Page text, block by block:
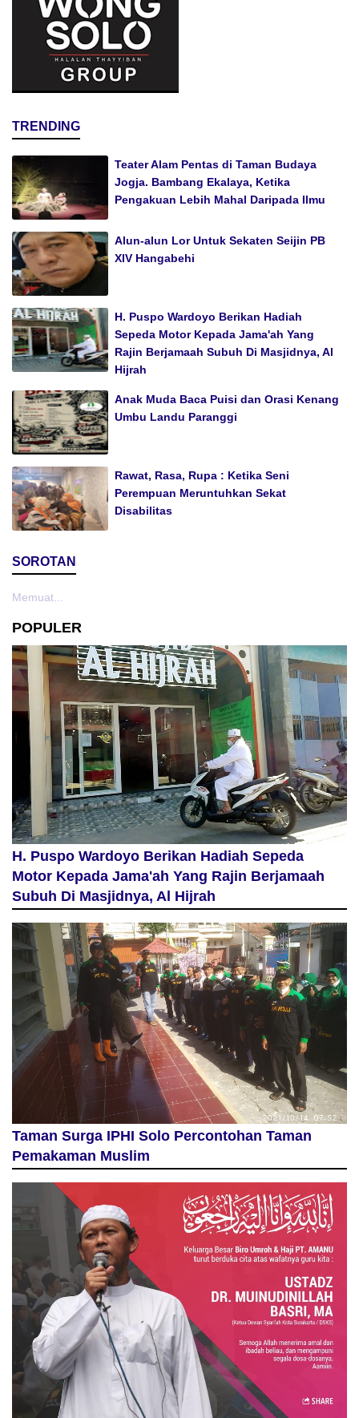
TRENDING
Teater Alam Pentas di Taman Budaya
Jogja. Bambang Ekalaya, Ketika
Pengakuan Lebih Mahal Daripada Ilmu
Alun-alun Lor Untuk Sekaten Seijin PB
XIV Hangabehi
H. Puspo Wardoyo Berikan Hadiah
Sepeda Motor Kepada Jama'ah Yang
Rajin Berjamaah Subuh Di Masjidnya, Al
Hijrah
Anak Muda Baca Puisi dan Orasi Kenang
Umbu Landu Paranggi
Rawat, Rasa, Rupa : Ketika Seni
Perempuan Meruntuhkan Sekat
Disabilitas
SOROTAN
Memuat...
POPULER
H. Puspo Wardoyo Berikan Hadiah Sepeda
Motor Kepada Jama'ah Yang Rajin Berjamaah
Subuh Di Masjidnya, Al Hijrah
Taman Surga IPHI Solo Percontohan Taman
Pemakaman Muslim